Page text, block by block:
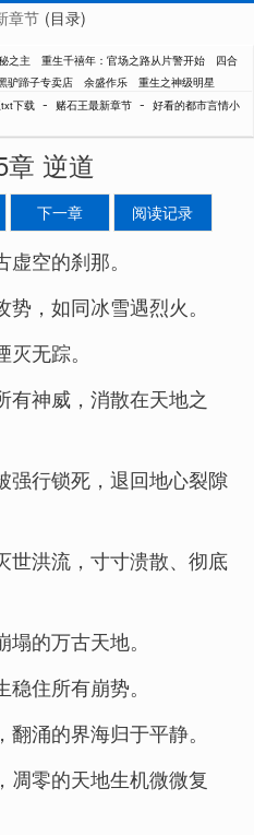
章节 (目录)
之主 重生千禧年：官场之路从片警开始
四合
驴蹄子专卖店 余盛作乐
重生之神级明星
下载 - 赌石王最新章节 - 好看的都市言情小
章 逆道
下一章 阅读记录
空的刹那。
，如同冰雪遇烈火。
无踪。
有神威，消散在天地之
强行锁死，退回地心裂隙
世洪流，寸寸溃散、彻底
的万古天地。
住所有崩势。
涌的界海归于平静。
凋零的天地生机微微复